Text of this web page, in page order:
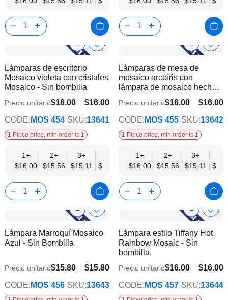
Show
Info
Añadir
lista
deseos
Lámparas de escritorio
Mosaico violeta con cristales
Mosaico - Sin bombilla
$16.00
$12.45
Precio unitario$16.00
CODE: MOS 454 SKU:13641
1 Piece price, min order is 1
1+
$16.00
2+
$15.56
3+
$15.11
$14.67
9+
$14.22
12+
$13.78
15+
$13.34
Show
Info
de
Lámparas de mesa de
mosaico arcoíris con
lámpara de mosaico hecha a
mano - Sin bombilla
$16.00
$12.45
Precio unitario$16.00
CODE: MOS 455 SKU:13642
1 Piece price, min order is 1
1+
$16.00
2+
$15.56
3+
$15.11
Show
Info
Añadir
la
deseos
Lámpara Marroquí Mosaico
Azul - Sin Bombilla
$15.80
$12.29
Precio unitario$15.80
CODE: MOS 456 SKU:13643
Show
Info la
Lámpara estilo Tiffany Hot
Rainbow Mosaic - Sin
bombilla
$16.00
$12.45
Precio unitario$16.00
CODE: MOS 457 SKU:13644